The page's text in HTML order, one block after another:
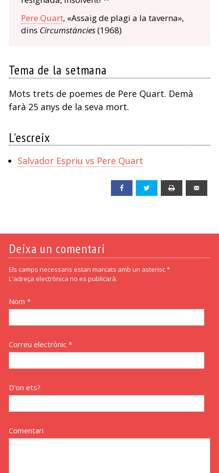
Pere Quart, «Assaig de plagi a la taverna»,
dins Circumstàncies(1968)
Tema de la setmana
Mots trets de poemes de Pere Quart. Demà
farà 25 anys de la seva mort.
L'escreix
Salvador Espriu vs Pere Quart
Facebook Twitter
Deixa un comentari
Els camps necessaris estan marcats amb un asterisc *
L'adreça electrònica no es publicarà.
Nom *
Correu electrònic *
D'on ets?
Comentari